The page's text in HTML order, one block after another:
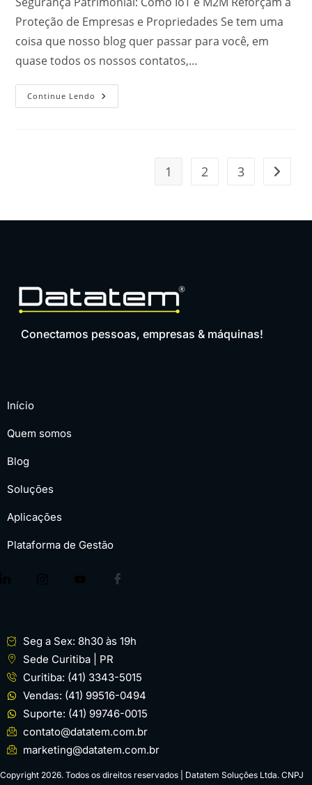
Proteção de Empresas e Propriedades Se tem uma
coisa que nosso blog quer passar para você, em
quase todos os nossos contatos,…
Continue Lendo
1 2 3
Conectamos pessoas, empresas & máquinas!
Início
Quem somos
Blog
Soluções
Aplicações
Plataforma de Gestão
Seg a Sex: 8h30 às 19h
Sede Curitiba | PR
Curitiba: (41) 3343-5015
Vendas: (41) 99516-0494
Suporte: (41) 99746-0015
contato@datatem.com.br
marketing@datatem.com.br
Copyright 2026. Todos os direitos reservados | Datatem Soluções Ltda. CNPJ